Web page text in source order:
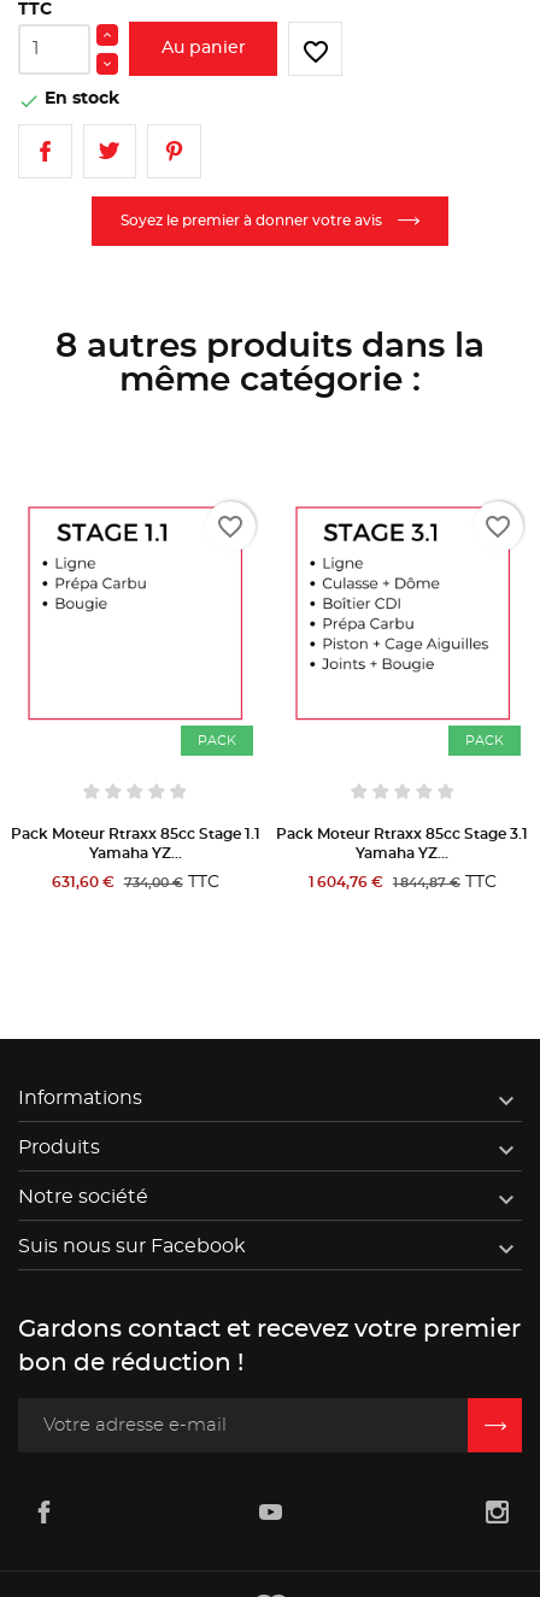
TTC
Au panier favorite_border
 En stock
Soyez le premier à donner votre avis
8 autres produits dans la
même catégorie :
PACK
Pack Moteur Rtraxx 85cc Stage 1.1
Yamaha YZ...
631,60 €
734,00 €TTC
favorite_border
PACK
Pack Moteur Rtraxx 85cc Stage 3.1
Yamaha YZ...
1 604,76 €
1 844,87 €TTC
favorite_border
Informations 
Produits 
Notre société 
Suis nous sur Facebook 
Gardons contact et recevez votre premier
bon de réduction !